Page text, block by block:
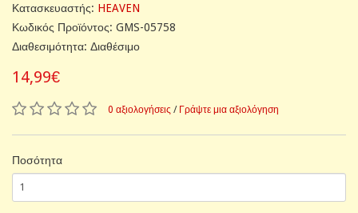
Κατασκευαστής: HEAVEN
Κωδικός Προϊόντος: GMS-05758
Διαθεσιμότητα: Διαθέσιμο
14,99€
0 αξιολογήσεις / Γράψτε μια αξιολόγηση
Ποσότητα